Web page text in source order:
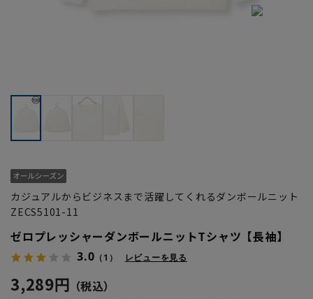
カジュアルからビジネスまで活躍してくれるダンボールニット
ZECS5101-11
ゼロプレッシャーダンボールニットTシャツ【長袖】
3.0 （1） レビューを見る
3,289円